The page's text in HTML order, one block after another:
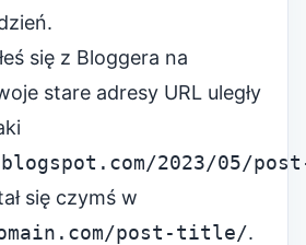
się z Bloggera na
stare adresy URL uległy
2023/05/
się czymś w
post-title/.